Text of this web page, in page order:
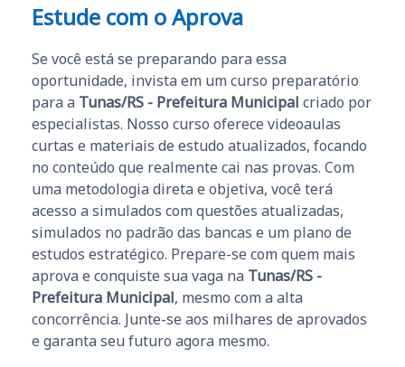
Estude com o Aprova
Se você está se preparando para essa
oportunidade, invista em um curso preparatório
para a Tunas/RS - Prefeitura Municipal criado por
especialistas. Nosso curso oferece videoaulas
curtas e materiais de estudo atualizados, focando
no conteúdo que realmente cai nas provas. Com
uma metodologia direta e objetiva, você terá
acesso a simulados com questões atualizadas,
simulados no padrão das bancas e um plano de
estudos estratégico. Prepare-se com quem mais
aprova e conquiste sua vaga na Tunas/RS -
Prefeitura Municipal, mesmo com a alta
concorrência. Junte-se aos milhares de aprovados
e garanta seu futuro agora mesmo.